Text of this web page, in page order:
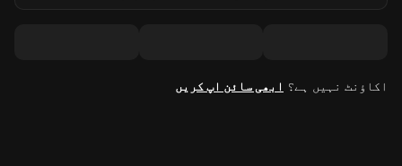
اکاؤنٹ نہیں ہے؟ ابھی سائن اپ کریں